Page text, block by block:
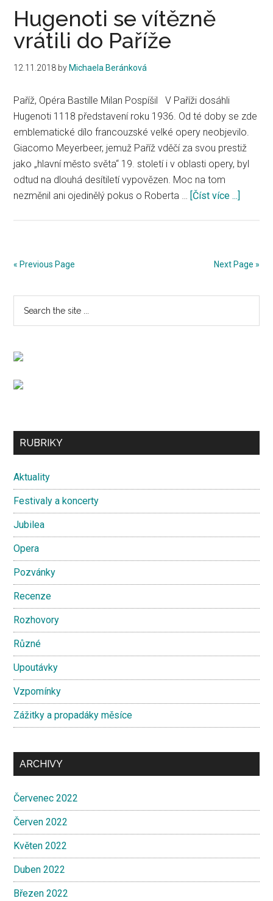
Hugenoti se vítězně
vrátili do Paříže
12.11.2018 by Michaela Beránková
Paříž, Opéra Bastille Milan Pospíšil V Paříži dosáhli
Hugenoti 1118 představení roku 1936. Od té doby se zde
emblematické dílo francouzské velké opery neobjevilo.
Giacomo Meyerbeer, jemuž Paříž vděčí za svou prestiž
jako „hlavní město světa“ 19. století i v oblasti opery, byl
odtud na dlouhá desítiletí vypovězen. Moc na tom
nezměnil ani ojedinělý pokus o Roberta … [Číst více ...]
« Previous Page Next Page »
Primary
Sidebar
...
Secondary
RUBRIKY
Aktuality
Festivaly a koncerty
Jubilea
Opera
Pozvánky
Recenze
Rozhovory
Různé
Upoutávky
Vzpomínky
Zážitky a propadáky měsíce
ARCHIVY
Červenec 2022
Červen 2022
Květen 2022
Duben 2022
Březen 2022